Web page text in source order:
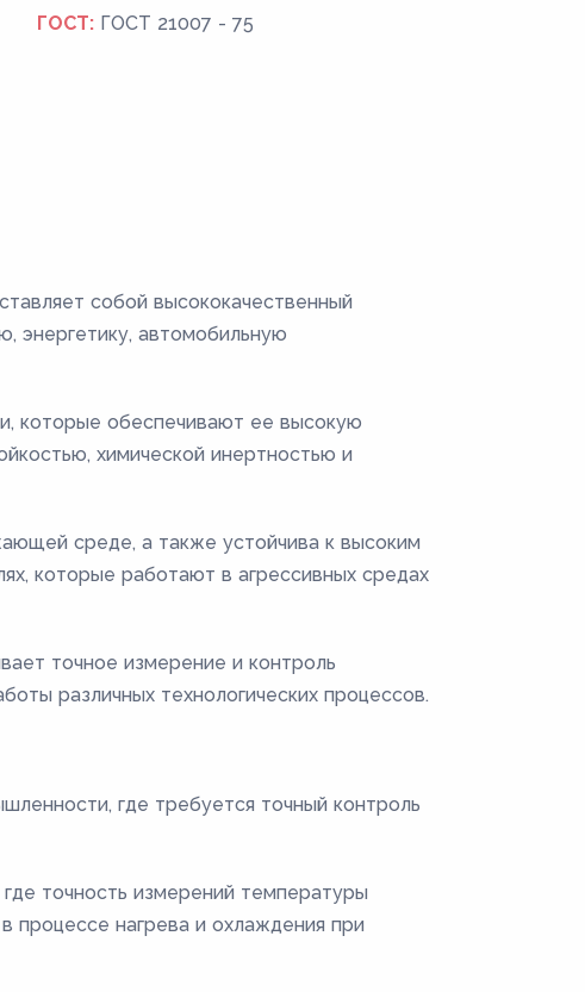
ГОСТ: ГОСТ 21007 - 75
собой высококачественный
энергетику, автомобильную
которые обеспечивают ее высокую
химической инертностью и
среде, а также устойчива к высоким
которые работают в агрессивных средах
точное измерение и контроль
различных технологических процессов.
где требуется точный контроль
точность измерений температуры
процессе нагрева и охлаждения при